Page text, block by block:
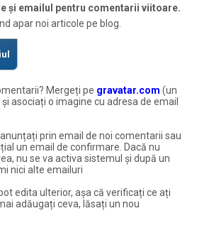
și emailul pentru comentarii viitoare.
apar noi articole pe blog.
Mergeți pe gravatar.com (un
asociați o imagine cu adresa de email
prin email de noi comentarii sau
un email de confirmare. Dacă nu
nu se va activa sistemul și după un
nici alte emailuri
edita ulterior, așa că verificați ce ați
adăugați ceva, lăsați un nou